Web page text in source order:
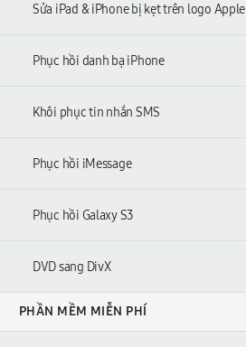
Sửa iPad & iPhone bị kẹt trên logo Apple
Phục hồi danh bạ iPhone
Khôi phục tin nhắn SMS
Phục hồi iMessage
Phục hồi Galaxy S3
DVD sang DivX
PHẦN MỀM MIỄN PHÍ